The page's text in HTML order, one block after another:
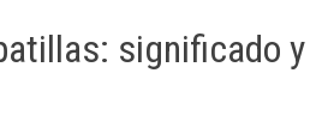
significado y